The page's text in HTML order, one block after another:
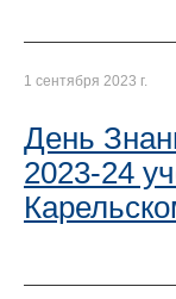
1 сентября 2023 г.
День
2023-24